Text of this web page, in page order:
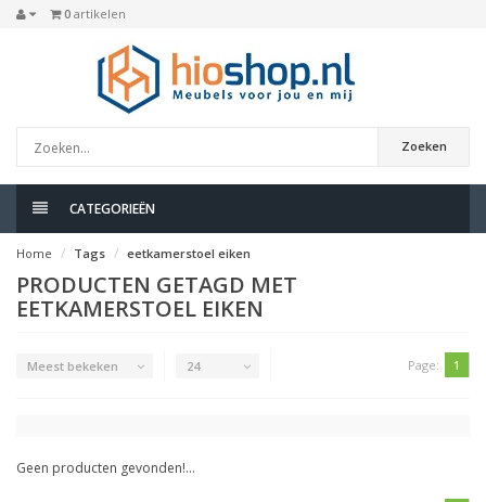
0 artikelen
Zoeken
CATEGORIEËN
Home Tags eetkamerstoel eiken
PRODUCTEN GETAGD MET
EETKAMERSTOEL EIKEN
Meest bekeken 24 Page: 1
Geen producten gevonden!...